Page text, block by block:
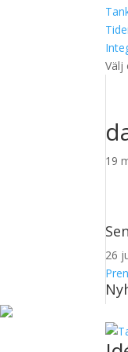
Välj
19
26